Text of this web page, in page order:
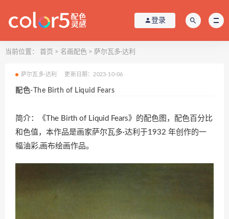
登录
当前位置： 首页 > 名画配色 > 萨尔瓦多·达利
萨尔瓦多·达利 更新日期：2023-10-06
配色-The Birth of Liquid Fears
简介：《The Birth of Liquid Fears》的配色图，配色百分比
和色值，本作品是画家萨尔瓦多·达利于1932 年创作的一
幅油彩,画布绘画作品。